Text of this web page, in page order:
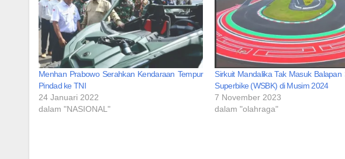
Menhan Prabowo Serahkan Kendaraan Tempur
Pindad ke TNI
24 Januari 2022
dalam "NASIONAL"
Sirkuit Mandalika Tak Masuk Balapan
Superbike (WSBK) di Musim 2024
7 November 2023
dalam "olahraga"